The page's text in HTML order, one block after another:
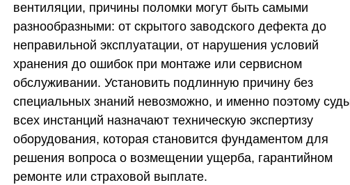
вентиляции, причины поломки могут быть самыми
разнообразными: от скрытого заводского дефекта до
неправильной эксплуатации, от нарушения условий
хранения до ошибок при монтаже или сервисном
обслуживании. Установить подлинную причину без
специальных знаний невозможно, и именно поэтому
всех инстанций назначают техническую экспертизу
оборудования, которая становится фундаментом для
решения вопроса о возмещении ущерба, гарантийном
ремонте или страховой выплате.